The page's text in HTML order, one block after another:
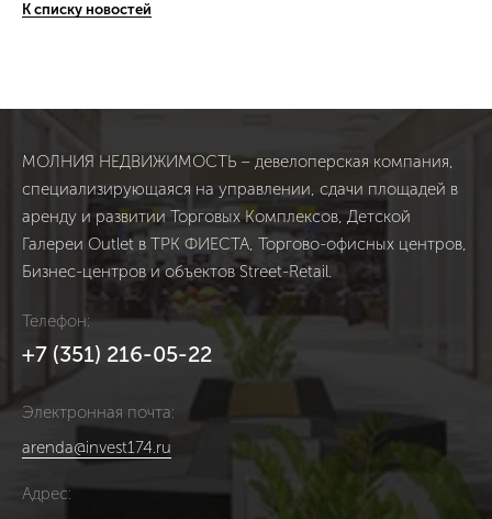
К списку новостей
МОЛНИЯ НЕДВИЖИМОСТЬ – девелоперская компания,
специализирующаяся на управлении, сдачи площадей в
аренду и развитии Торговых Комплексов, Детской
Галереи Outlet в ТРК ФИЕСТА, Торгово-офисных центров,
Бизнес-центров и объектов Street-Retail.
Телефон:
+7 (351) 216-05-22
Электронная почта:
arenda@invest174.ru
Адрес: